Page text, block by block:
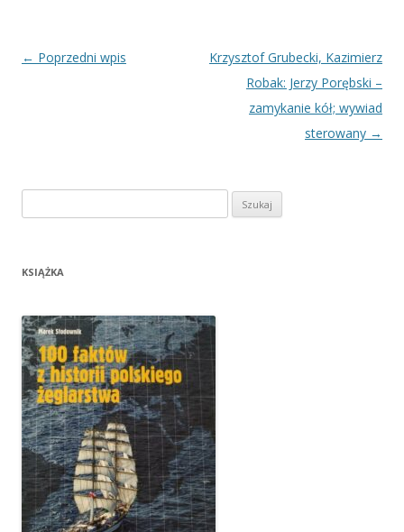
Nawigacja
← Poprzedni wpis
Krzysztof Grubecki, Kazimierz
Robak: Jerzy Porębski –
zamykanie kół; wywiad
sterowany →
KSIĄŻKA